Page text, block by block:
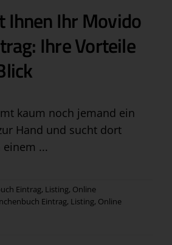
Ihnen Ihr Movido
Ihre Vorteile
kaum noch jemand ein
Hand und sucht dort
...
Eintrag, Listing, Online
Eintrag, Listing, Online